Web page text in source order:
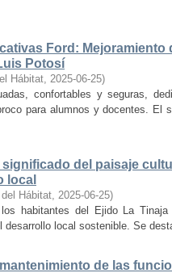
Ford:
Potosí
Hábitat, 2025-06-25)
confortables y seguras,
para alumnos y docentes. El
del paisaje
local
Hábitat, 2025-06-25)
habitantes del Ejido La
local sostenible. Se
de las